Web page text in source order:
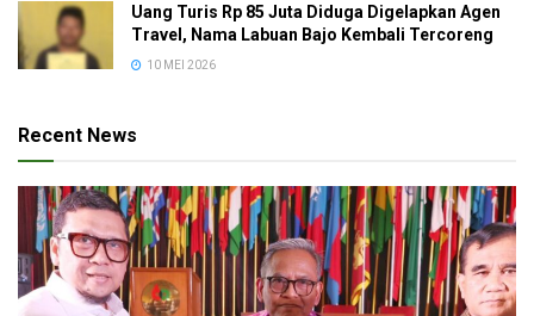
Uang Turis Rp 85 Juta Diduga Digelapkan Agen
Travel, Nama Labuan Bajo Kembali Tercoreng
10 MEI 2026
Recent News